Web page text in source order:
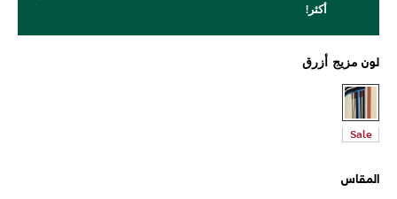
أكثر!
لون مزيج أزرق
Sale
المقاس